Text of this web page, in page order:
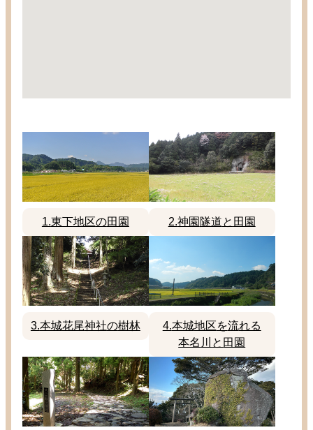
1.東下地区の田園 2.神園 隧道と 田園
3.本城花尾神社の樹林 4.本城地区を流れる
本名 川 と 田園